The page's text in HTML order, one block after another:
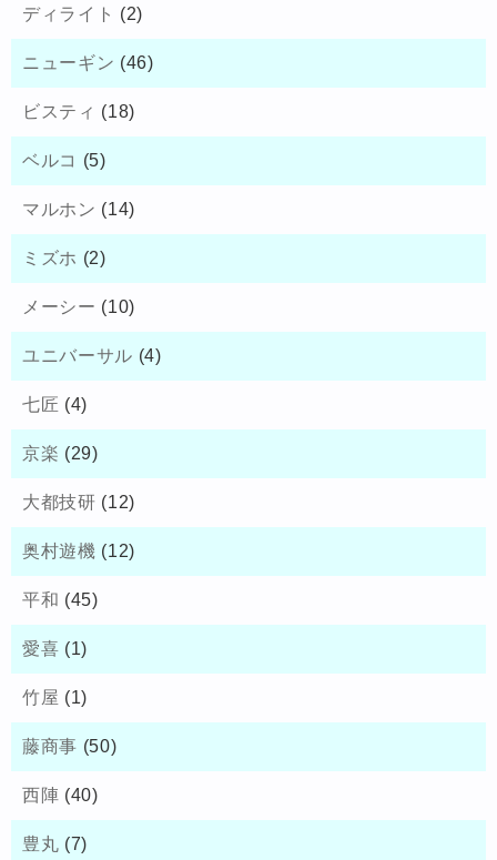
ディライト (2)
ニューギン (46)
ビスティ (18)
ベルコ (5)
マルホン (14)
ミズホ (2)
メーシー (10)
ユニバーサル (4)
七匠 (4)
京楽 (29)
大都技研 (12)
奥村遊機 (12)
平和 (45)
愛喜 (1)
竹屋 (1)
藤商事 (50)
西陣 (40)
豊丸 (7)